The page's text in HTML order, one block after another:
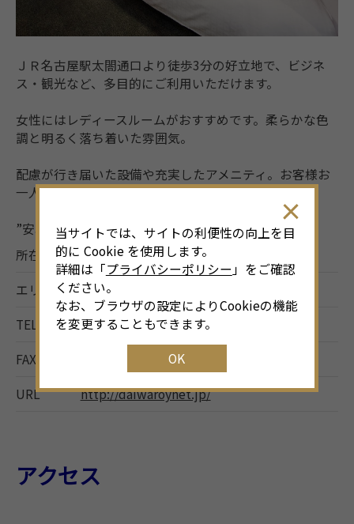
ＪＲ名古屋駅太閤通口より徒歩3分の好立地で、ビジネ
ス・観光など、多目的にご利用いただけます。
女性にはレディースルームがおすすめです。柔らかな色
調と明るく落ち着いた雰囲気。
配慮が行き届いた設備や充実したアメニティ。お客様お
一人おひとりに快適にお過ごしいただけるよう
”安心”と”癒しのひととき”をお約束いたします。
所在地
名古屋市中村区椿町1‐23
エリア
名古屋駅
TEL
052-452-7055
FAX
URL
http://daiwaroynet.jp/
アクセス
当サイトでは、サイトの利便性の向上を目
的に Cookie を使用します。
詳細は「プライバシーポリシー 」をご確認
ください。
なお、ブラウザの設定によりCookieの機能
を変更することもできます。
OK